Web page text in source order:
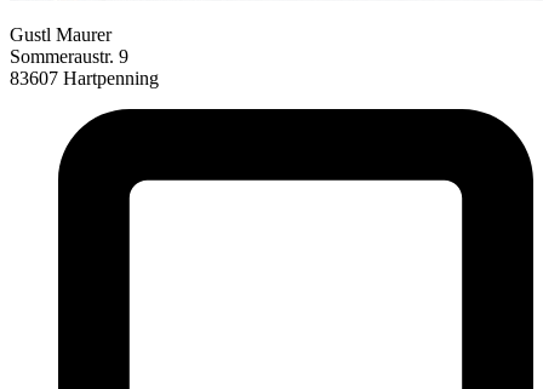
Gustl Maurer
Sommeraustr. 9
83607 Hartpenning